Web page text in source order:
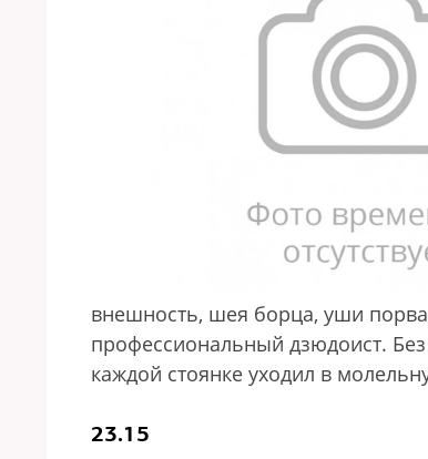
внешность, шея борца, уши
профессиональный дзюдоист.
каждой стоянке уходил в
23.15